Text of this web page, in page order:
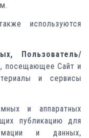
используются
Пользователь/
посещающее Сайт и
и сервисы
и аппаратных
публикацию для
и данных,